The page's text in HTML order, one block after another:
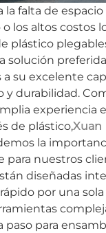
la falta de espacio
los altos costos
plástico
solución
a su excelente
y durabilidad.
experiencia
de plástico,Xuan
la
para nuestros
diseñadas
por una
paso para